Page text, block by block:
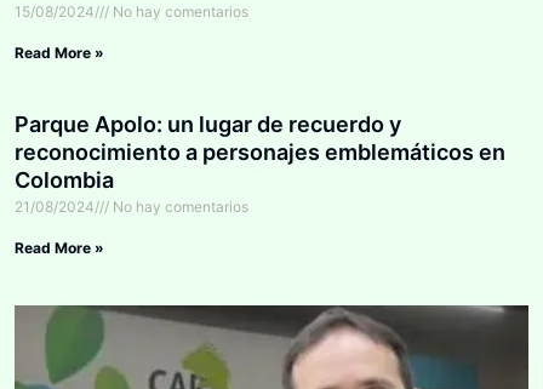
15/08/2024 No hay comentarios
Read More »
Parque Apolo: un lugar de recuerdo y
reconocimiento a personajes emblemáticos en
Colombia
21/08/2024 No hay comentarios
Read More »